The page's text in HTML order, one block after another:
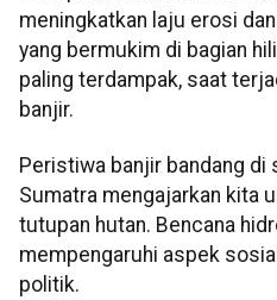
meningkatkan laju erosi
yang bermukim di bagian
paling terdampak, saat
banjir.
Peristiwa banjir bandang di
Sumatra mengajarkan kita
tutupan hutan. Bencana
mempengaruhi aspek
politik.